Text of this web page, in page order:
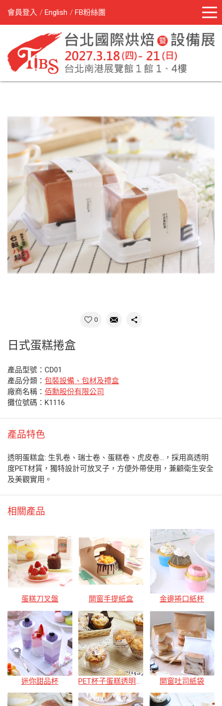
會員登入 English FB粉絲團
0
日式蛋糕捲盒
產品型號：CD01
產品分類： 包裝設備、包材及禮盒
廠商名稱： 佰勳股份有限公司
攤位號碼：K1116
產品特色
透明蛋糕盒: 生乳卷、瑞士卷、蛋糕卷、虎皮卷...，採用高透明
度PET材質，獨特設計可放叉子，方便外帶使用，兼顧衛生安全
及美觀實用。
相關產品
蛋糕刀叉盤 開窗手提紙盒 金邊捲口紙杯
迷你甜品杯 PET杯子蛋糕透明盒 開窗吐司紙袋